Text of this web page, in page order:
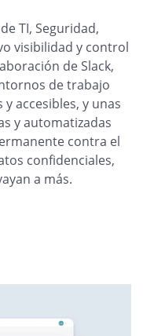
TI, Seguridad,
visibilidad y control
de Slack,
de trabajo
accesibles, y unas
y automatizadas
contra el
confidenciales,
a más.